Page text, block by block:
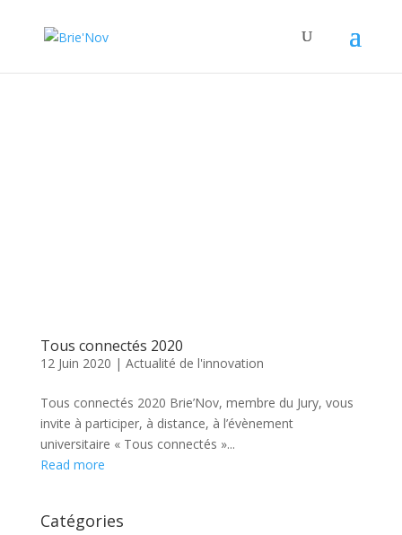
Tous connectés 2020
12 Juin 2020 | Actualité de l'innovation
Tous connectés 2020 Brie’Nov, membre du Jury, vous
invite à participer, à distance, à l’évènement
universitaire « Tous connectés »...
Read more
Catégories